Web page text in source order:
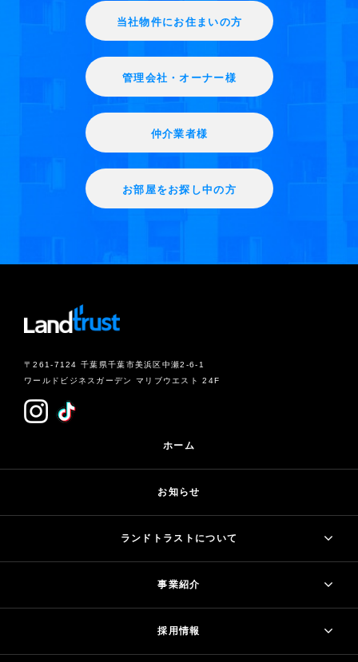
当社物件にお住まいの方
管理会社・オーナー様
仲介業者様
お部屋をお探し中の方
〒261-7124 千葉県千葉市美浜区中瀬2-6-1
ワールドビジネスガーデン マリブウエスト 24F
ホーム
お知らせ
ランドトラストについて
事業紹介
採用情報